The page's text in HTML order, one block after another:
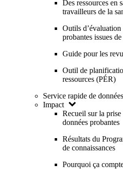
Des ressources en
travailleurs de la
Outils d’évaluation
probantes issues
Guide pour les
Outil de
ressources (PÉR)
Service rapide de
Impact
Recueil sur la prise
données probantes
Résultats du
de connaissances
Pourquoi ça